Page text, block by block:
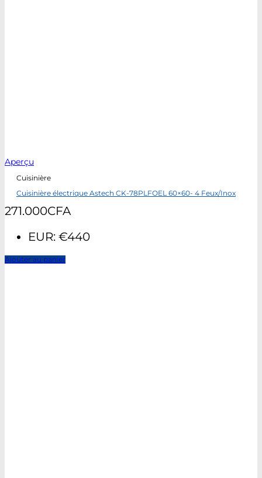
Aperçu
Cuisinière
Cuisinière électrique Astech CK-78PLFOEL 60×60- 4 Feux/Inox
271.000CFA
EUR: €440
Ajouter au panier